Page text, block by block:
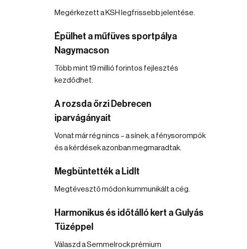
Megérkezett a KSH legfrissebb jelentése.
Épülhet a műfüves sportpálya
Nagymacson
Több mint 19 millió forintos fejlesztés
kezdődhet.
A rozsda őrzi Debrecen
iparvágányait
Vonat már rég nincs – a sínek, a fénysorompók
és a kérdések azonban megmaradtak.
Megbüntették a Lidlt
Megtévesztő módon kummunikált a cég.
Harmonikus és időtálló kert a Gulyás
Tüzéppel
Válaszd a Semmelrock prémium